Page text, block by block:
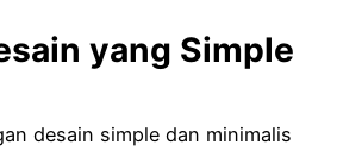
yang Simple
desain simple dan minimalis